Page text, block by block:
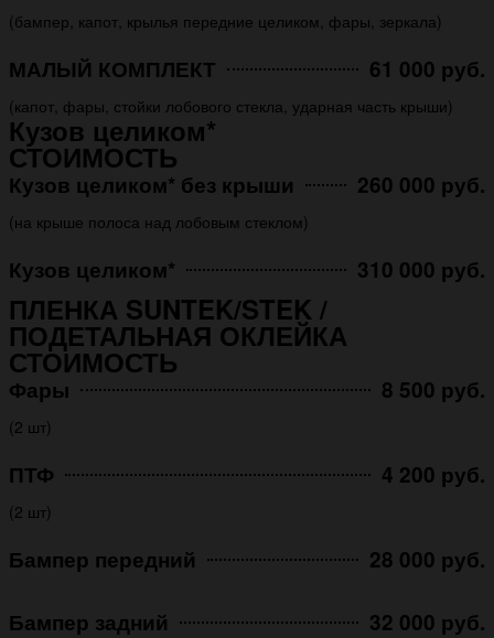
(бампер, капот, крылья передние целиком, фары, зеркала)
МАЛЫЙ КОМПЛЕКТ 61 000 руб.
(капот, фары, стойки лобового стекла, ударная часть крыши)
Кузов целиком*
СТОИМОСТЬ
Кузов целиком* без крыши 260 000 руб.
(на крыше полоса над лобовым стеклом)
Кузов целиком* 310 000 руб.
ПЛЕНКА SUNTEK/STEK /
ПОДЕТАЛЬНАЯ ОКЛЕЙКА
СТОИМОСТЬ
Фары 8 500 руб.
(2 шт)
ПТФ 4 200 руб.
(2 шт)
Бампер передний 28 000 руб.
Бампер задний 32 000 руб.